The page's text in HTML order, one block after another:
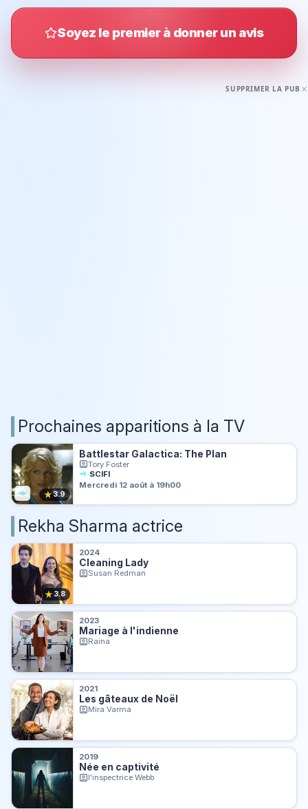
Soyez le premier à donner un avis
SUPPRIMER LA PUB
Prochaines apparitions à la TV
★3.9
Battlestar Galactica: The Plan
Tory Foster
SCIFI
Mercredi 12 août à 19h00
Rekha Sharma actrice
★3.8
2024
Cleaning Lady
Susan Redman
2023
Mariage à l'indienne
Raina
2021
Les gâteaux de Noël
Mira Varma
2019
Née en captivité
l'inspectrice Webb